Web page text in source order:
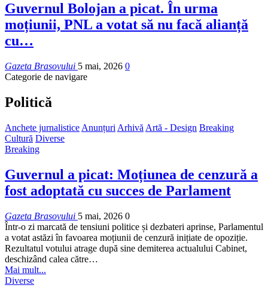
Guvernul Bolojan a picat. În urma
moțiunii, PNL a votat să nu facă alianță
cu…
Gazeta Brasovului 5 mai, 2026 0
Categorie de navigare
Politică
Anchete jurnalistice Anunțuri Arhivă Artă - Design Breaking
Cultură Diverse
Breaking
Guvernul a picat: Moțiunea de cenzură a
fost adoptată cu succes de Parlament
Gazeta Brasovului 5 mai, 2026 0
Într-o zi marcată de tensiuni politice și dezbateri aprinse, Parlamentul
a votat astăzi în favoarea moțiunii de cenzură inițiate de opoziție.
Rezultatul votului atrage după sine demiterea actualului Cabinet,
deschizând calea către…
Mai mult...
Diverse